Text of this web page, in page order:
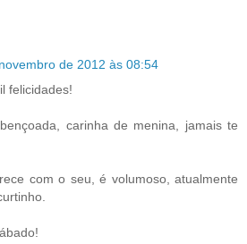
de 2012 às 08:54
felicidades!
carinha de menina, jamais te
com o seu, é volumoso, atualmente